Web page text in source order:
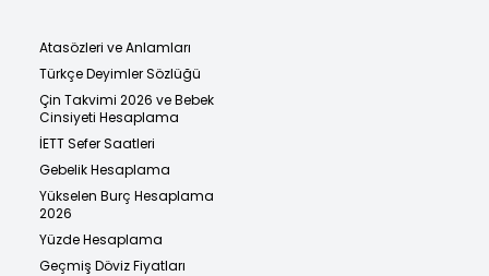
Atasözleri ve Anlamları
Türkçe Deyimler Sözlüğü
Çin Takvimi 2026 ve Bebek
Cinsiyeti Hesaplama
İETT Sefer Saatleri
Gebelik Hesaplama
Yükselen Burç Hesaplama
2026
Yüzde Hesaplama
Geçmiş Döviz Fiyatları